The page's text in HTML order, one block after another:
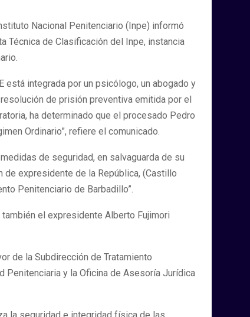
Nacional Penitenciario (Inpe) informó
Técnica de Clasificación del Inpe, instancia
está integrada por un psicólogo, un abogado y
de prisión preventiva emitida por el
ha determinado que el procesado Pedro
Ordinario”, refiere el comunicado.
de seguridad, en salvaguarda de su
expresidente de la República, (Castillo
Penitenciario de Barbadillo”.
el expresidente Alberto Fujimori
de la Subdirección de Tratamiento
Penitenciaria y la Oficina de Asesoría Jurídica